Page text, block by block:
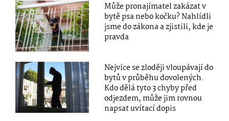
Může pronajímatel zakázat v
bytě psa nebo kočku? Nahlídli
jsme do zákona a zjistili, kde je
pravda
Nejvíce se zloději vloupávají do
bytů v průběhu dovolených.
Kdo dělá tyto 3 chyby před
odjezdem, může jim rovnou
napsat uvítací dopis